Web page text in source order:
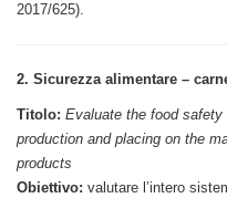
2017/625).
2. Sicurezza alimentare –
Titolo: Evaluate the food
production and placing on the
products
Obiettivo: valutare l’intero